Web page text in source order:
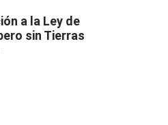
a la Ley de
sin Tierras